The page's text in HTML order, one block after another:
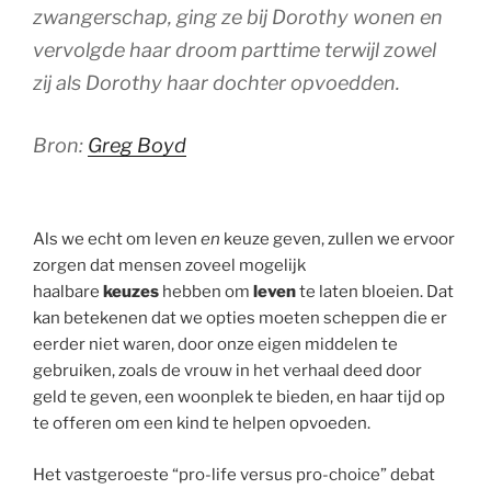
zwangerschap, ging ze bij Dorothy wonen en
vervolgde haar droom parttime terwijl zowel
zij als Dorothy haar dochter opvoedden.
Bron: Greg Boyd
Als we echt om leven en keuze geven, zullen we ervoor
zorgen dat mensen zoveel mogelijk
haalbare keuzes hebben om levente laten bloeien. Dat
kan betekenen dat we opties moeten scheppen die er
eerder niet waren, door onze eigen middelen te
gebruiken, zoals de vrouw in het verhaal deed door
geld te geven, een woonplek te bieden, en haar tijd op
te offeren om een ​​kind te helpen opvoeden.
Het vastgeroeste “pro-life versus pro-choice” debat